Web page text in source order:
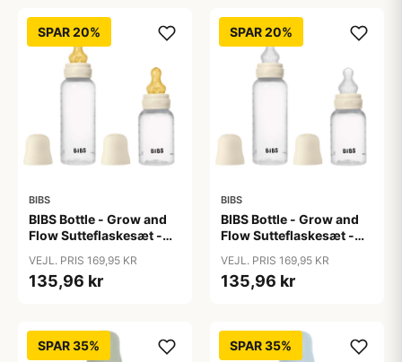
SPAR 20%
BIBS
BIBS Bottle - Grow and
Flow Sutteflaskesæt -
Naturgummi/Rund -
150ml/270ml - 2-Pak -
VEJL. PRIS 169,95 KR
135,96 kr
SPAR 20%
BIBS
BIBS Bottle - Grow and
Flow Sutteflaskesæt -
150ml/270ml - 2-Pak -
Ivory
VEJL. PRIS 169,95 KR
135,96 kr
SPAR 35% SPAR 35%